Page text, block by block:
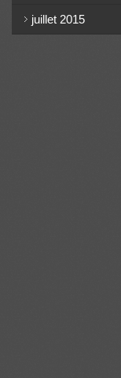
juillet 2015